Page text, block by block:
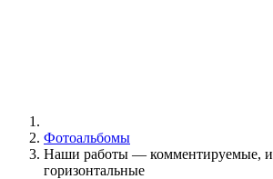
Фотоальбомы
Наши работы — комментируемые,
горизонтальные